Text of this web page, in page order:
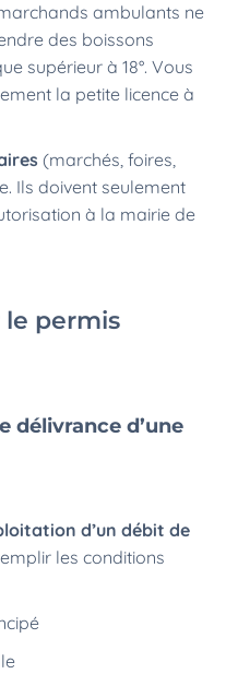
ambulants ne
des boissons
supérieur à 18°. Vous
la petite licence à
(marchés, foires,
Ils doivent seulement
à la mairie de
permis
délivrance d’une
d’un débit de
les conditions